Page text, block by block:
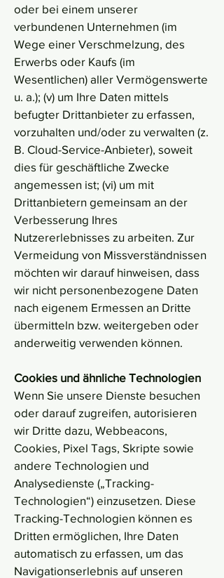
oder bei einem unserer
verbundenen Unternehmen (im
Wege einer Verschmelzung, des
Erwerbs oder Kaufs (im
Wesentlichen) aller Vermögenswerte
u. a.); (v) um Ihre Daten mittels
befugter Drittanbieter zu erfassen,
vorzuhalten und/oder zu verwalten (z.
B. Cloud-Service-Anbieter), soweit
dies für geschäftliche Zwecke
angemessen ist; (vi) um mit
Drittanbietern gemeinsam an der
Verbesserung Ihres
Nutzererlebnisses zu arbeiten. Zur
Vermeidung von Missverständnissen
möchten wir darauf hinweisen, dass
wir nicht personenbezogene Daten
nach eigenem Ermessen an Dritte
übermitteln bzw. weitergeben oder
anderweitig verwenden können.
Cookies und ähnliche Technologien
Wenn Sie unsere Dienste besuchen
oder darauf zugreifen, autorisieren
wir Dritte dazu, Webbeacons,
Cookies, Pixel Tags, Skripte sowie
andere Technologien und
Analysedienste („Tracking-
Technologien“) einzusetzen. Diese
Tracking-Technologien können es
Dritten ermöglichen, Ihre Daten
automatisch zu erfassen, um das
Navigationserlebnis auf unseren